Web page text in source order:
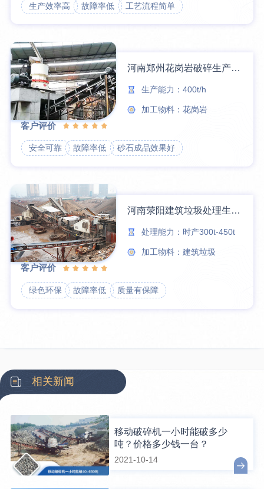
生产效率高 故障率低 工艺流程简单
河南郑州花岗岩破碎生产线案例
生产能力：400t/h
加工物料：花岗岩
客户评价
安全可靠 故障率低 砂石成品效果好
河南荥阳建筑垃圾处理生产线案例
处理能力：时产300t-450t
加工物料：建筑垃圾
客户评价
绿色环保 故障率低 质量有保障
相关新闻
移动破碎机一小时能破多少
吨？价格多少钱一台？
2021-10-14